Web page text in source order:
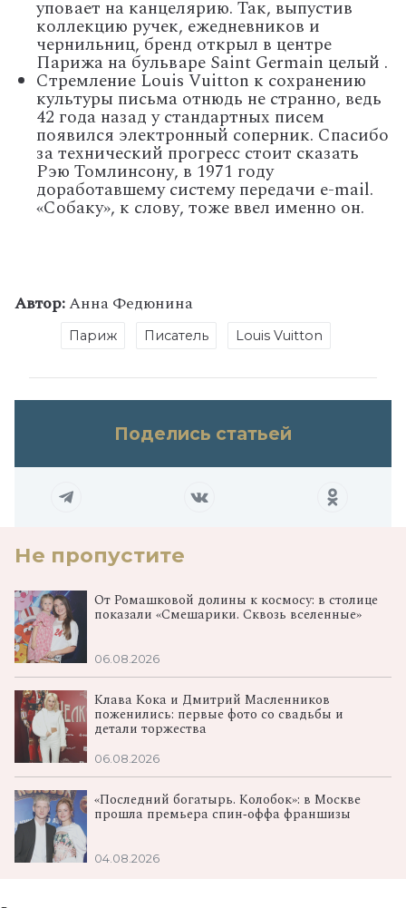
уповает на канцелярию. Так, выпустив
коллекцию ручек, ежедневников и
чернильниц, бренд открыл в центре
Парижа на бульваре Saint Germain целый .
Стремление Louis Vuitton к сохранению
культуры письма отнюдь не странно, ведь
42 года назад у стандартных писем
появился электронный соперник. Спасибо
за технический прогресс стоит сказать
Рэю Томлинсону, в 1971 году
доработавшему систему передачи e-mail.
«Собаку», к слову, тоже ввел именно он.
Автор:Анна Федюнина
Париж Писатель Louis Vuitton
Поделись статьей
Не пропустите
От Ромашковой долины к космосу: в столице
показали «Смешарики. Сквозь вселенные»
06.08.2026
Клава Кока и Дмитрий Масленников
поженились: первые фото со свадьбы и
детали торжества
06.08.2026
«Последний богатырь. Колобок»: в Москве
прошла премьера спин‑оффа франшизы
04.08.2026